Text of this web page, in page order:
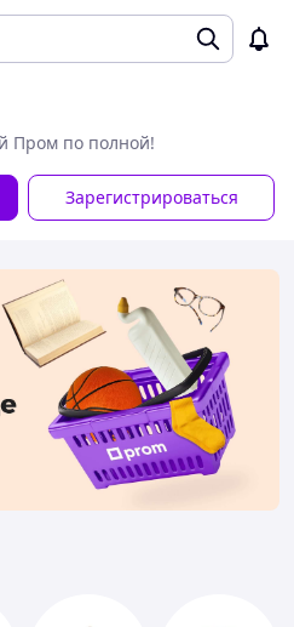
Пром по полной!
Зарегистрироваться